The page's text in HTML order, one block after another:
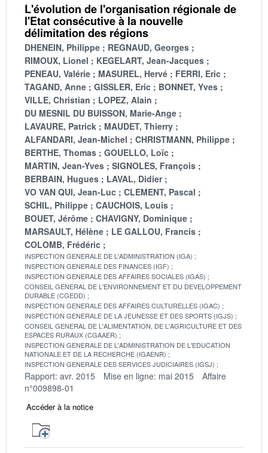
L'évolution de l'organisation régionale de
l'Etat consécutive à la nouvelle
délimitation des régions
DHENEIN, Philippe
REGNAUD, Georges
RIMOUX, Lionel
KEGELART, Jean-Jacques
PENEAU, Valérie
MASUREL, Hervé
FERRI, Eric
TAGAND, Anne
GISSLER, Eric
BONNET, Yves
VILLE, Christian
LOPEZ, Alain
DU MESNIL DU BUISSON, Marie-Ange
LAVAURE, Patrick
MAUDET, Thierry
ALFANDARI, Jean-Michel
CHRISTMANN, Philippe
BERTHE, Thomas
GOUELLO, Loïc
MARTIN, Jean-Yves
SIGNOLES, François
BERBAIN, Hugues
LAVAL, Didier
VO VAN QUI, Jean-Luc
CLEMENT, Pascal
SCHIL, Philippe
CAUCHOIS, Louis
BOUET, Jérôme
CHAVIGNY, Dominique
MARSAULT, Hélène
LE GALLOU, Francis
COLOMB, Frédéric
INSPECTION GENERALE DE L'ADMINISTRATION (IGA)
INSPECTION GENERALE DES FINANCES (IGF)
INSPECTION GENERALE DES AFFAIRES SOCIALES (IGAS)
CONSEIL GENERAL DE L'ENVIRONNEMENT ET DU DEVELOPPEMENT
DURABLE (CGEDD)
INSPECTION GENERALE DES AFFAIRES CULTURELLES (IGAC)
INSPECTION GENERALE DE LA JEUNESSE ET DES SPORTS (IGJS)
CONSEIL GENERAL DE L'ALIMENTATION, DE L'AGRICULTURE ET DES
ESPACES RURAUX (CGAAER)
INSPECTION GENERALE DE L'ADMINISTRATION DE L'EDUCATION
NATIONALE ET DE LA RECHERCHE (IGAENR)
INSPECTION GENERALE DES SERVICES JUDICIAIRES (IGSJ)
Rapport: avr. 2015 Mise en ligne: mai 2015
Affaire
n°009898-01
Accéder à la notice